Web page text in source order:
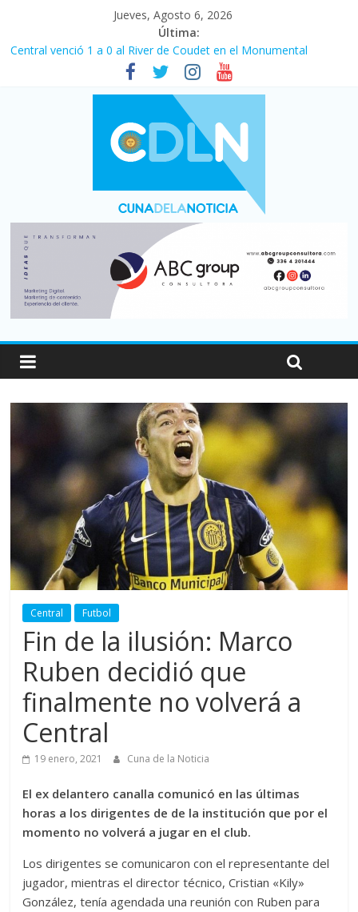
Jueves, Agosto 6, 2026
Última:
Central venció 1 a 0 al River de Coudet en el Monumental
La morosidad alcanzó su nivel más alto en dos décadas y ya
afecta a 400 mil deudores en Santa Fe
Desde que asumió Milei cerraron 41.000 kioscos: el sector
denuncia crisis como en 2001
Vacaciones de invierno con más movimiento y consumo
turístico: 4,6 millones de personas viajaron por el país, un 5,9%
Fuerte caída de la venta de autos usados en julio: bajó un 12,6%
Central Futbol
Fin de la ilusión: Marco
Ruben decidió que
finalmente no volverá a
Central
19 enero, 2021 Cuna de la Noticia
El ex delantero canalla comunicó en las últimas
horas a los dirigentes de de la institución que por el
momento no volverá a jugar en el club.
Los dirigentes se comunicaron con el representante del
jugador, mientras el director técnico, Cristian «Kily»
González, tenía agendada una reunión con Ruben para